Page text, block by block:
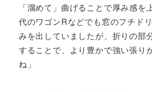
「溜めて」曲げることで厚み感を
代のワゴンRなどでも窓のフチド
みを出していましたが、折りの部
することで、より豊かで強い張り
ね」